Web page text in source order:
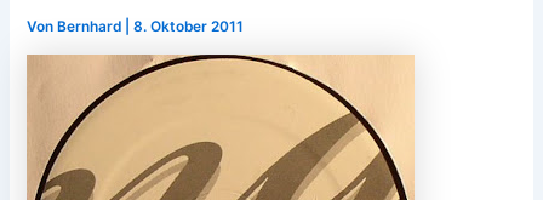
Von Bernhard |8. Oktober 2011